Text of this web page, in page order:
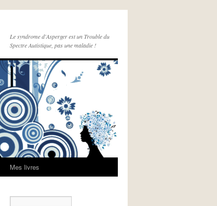
Le syndrome d'Asperger est un Trouble du
Spectre Autistique, pas une maladie !
Mes livres